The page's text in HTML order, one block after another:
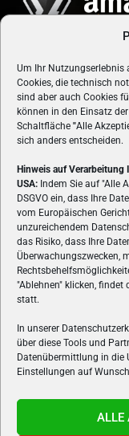
Um Ihr Nutzungserlebnis
Cookies, die technisch
sind aber auch Cookies
können in den Einsatz
Schaltfläche "Alle
sich anders entscheiden.
Hinweis auf Verarbeitung
USA: Indem Sie auf "Alle
DSGVO ein, dass Ihre
vom Europäischen
unzureichendem
das Risiko, dass Ihre
Überwachungszwecken,
"Ablehnen" klicken,
statt.
In unserer
über diese Tools und
Datenübermittlung in die
Einstellungen auf
ALLE
VON GAMERN,
Spielemagazin
Reviews und
Hardware